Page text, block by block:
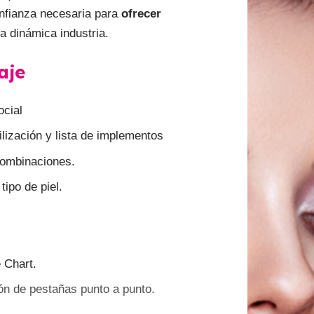
necesaria para ofrecer
dinámica industria.
y lista de implementos
de piel.
Chart.
de pestañas punto a punto.